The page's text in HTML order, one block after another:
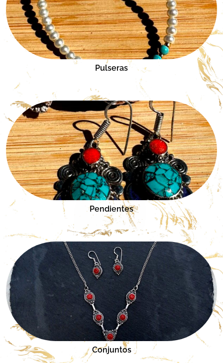
Pulseras
Pendientes
Conjuntos